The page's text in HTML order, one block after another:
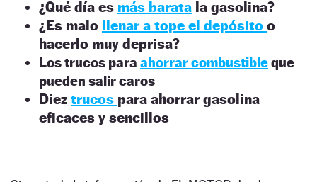
¿Qué día es más barata la gasolina?
¿Es malo llenar a tope el depósito o
hacerlo muy deprisa?
Los trucos para ahorrar combustibleque
pueden salir caros
Diez trucos para ahorrar gasolina
eficaces y sencillos